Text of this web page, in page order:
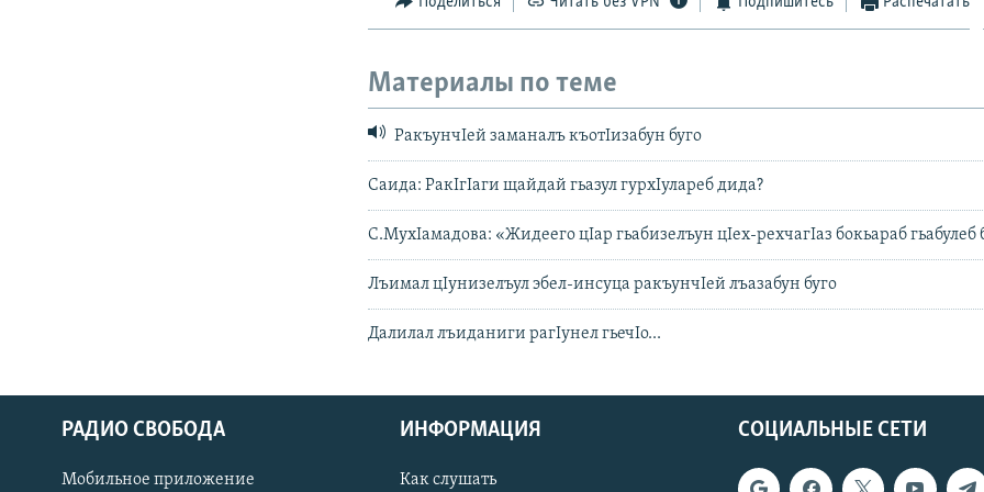
СОЦИАЛЬНЫЕ СЕТИ
Материалы по теме
РакъунчIей заманалъ къотIизабун буго
Саида: РакIгIаги щайдай гьазул гурхIулареб дида?
С.МухIамадова: «Жидеего цIар гьабизелъун цIех-рехчагIаз бокьараб гьабулеб
Лъимал цIунизелъул эбел-инсуца ракъунчIей лъазабун буго
Далилал лъиданиги рагIунел гьечIо...
СОЦИАЛЬНЫЕ СЕТИ
РАДИО СВОБОДА
Мобильное приложение
ИНФОРМАЦИЯ
Как слушать